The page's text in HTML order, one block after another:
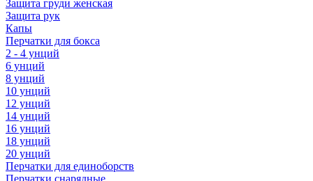
Защита груди женская
Защита рук
Капы
Перчатки для бокса
2 - 4 унций
6 унций
8 унций
10 унций
12 унций
14 унций
16 унций
18 унций
20 унций
Перчатки для единоборств
Перчатки снарядные